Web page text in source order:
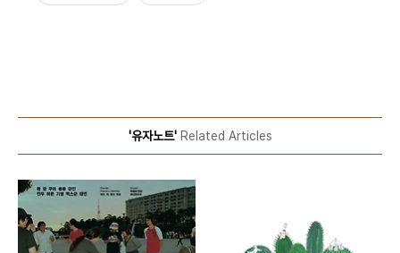
'유자노트'Related Articles